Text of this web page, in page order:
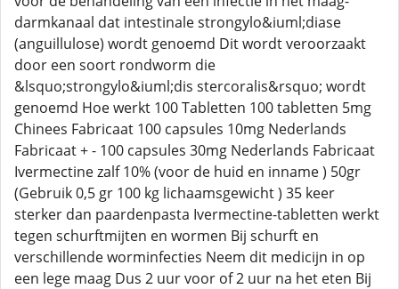
darmkanaal dat intestinale strongylo&iuml;diase
(anguillulose) wordt genoemd Dit wordt veroorzaakt
door een soort rondworm die
&lsquo;strongylo&iuml;dis stercoralis&rsquo; wordt
genoemd Hoe werkt 100 Tabletten 100 tabletten 5mg
Chinees Fabricaat 100 capsules 10mg Nederlands
Fabricaat + - 100 capsules 30mg Nederlands Fabricaat
Ivermectine zalf 10% (voor de huid en inname ) 50gr
(Gebruik 0,5 gr 100 kg lichaamsgewicht ) 35 keer
sterker dan paardenpasta Ivermectine-tabletten werkt
tegen schurftmijten en wormen Bij schurft en
verschillende worminfecties Neem dit medicijn in op
een lege maag Dus 2 uur voor of 2 uur na het eten Bij